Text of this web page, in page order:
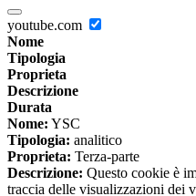
youtube.com
Nome
Tipologia
Proprieta
Descrizione
Durata
Nome: YSC
Tipologia: analitico
Proprieta: Terza-parte
Descrizione: Questo cookie è
traccia delle visualizzazioni dei